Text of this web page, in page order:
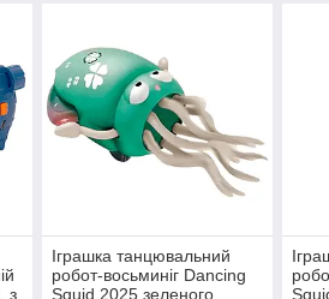
з
Іграшка танцювальний
робот-восьминіг Dancing
Squid 2025 зеленого